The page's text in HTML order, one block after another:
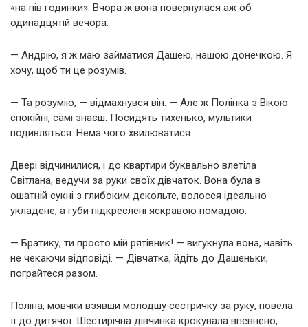
«на пів годинки». Вчора ж вона повернулася аж об
одинадцятій вечора.
— Андрію, я ж маю займатися Дашею, нашою донечкою. Я
хочу, щоб ти це розумів.
— Та розумію, — відмахнувся він. — Але ж Полінка з Вікою
спокійні, самі знаєш. Посидять тихенько, мультики
подивляться. Нема чого хвилюватися.
Двері відчинилися, і до квартири буквально влетіла
Світлана, ведучи за руки своїх дівчаток. Вона була в
ошатній сукні з глибоким декольте, волосся ідеально
укладене, а губи підкреслені яскравою помадою.
— Братику, ти просто мій рятівник! — вигукнула вона, навіть
не чекаючи відповіді. — Дівчатка, йдіть до Дашеньки,
пограйтеся разом.
Поліна, мовчки взявши молодшу сестричку за руку, повела
її до дитячої. Шестирічна дівчинка крокувала впевнено,